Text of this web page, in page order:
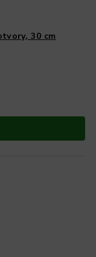
30 cm